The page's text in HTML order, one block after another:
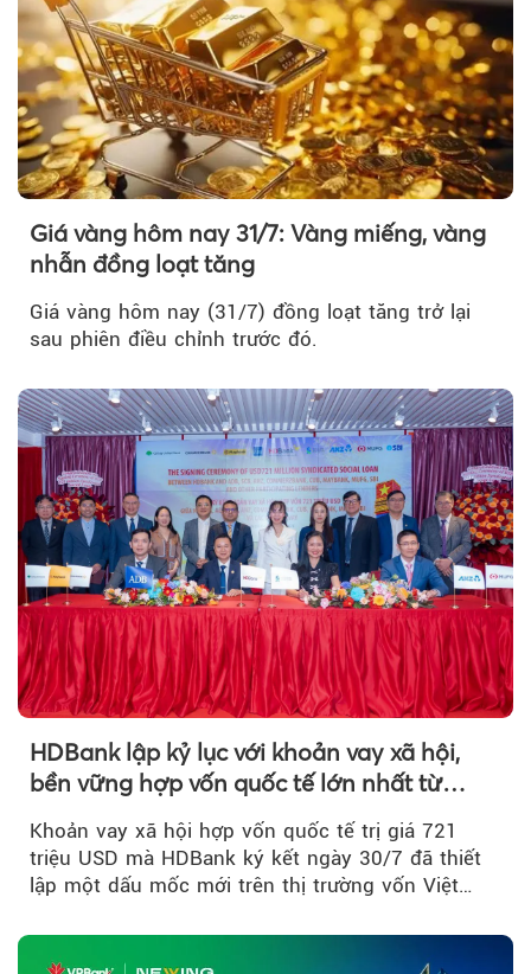
Giá vàng hôm nay 31/7: Vàng miếng, vàng
nhẫn đồng loạt tăng
Giá vàng hôm nay (31/7) đồng loạt tăng trở lại
sau phiên điều chỉnh trước đó.
HDBank lập kỷ lục với khoản vay xã hội,
bền vững hợp vốn quốc tế lớn nhất từ
trước tới nay tại Việt Nam
Khoản vay xã hội hợp vốn quốc tế trị giá 721
triệu USD mà HDBank ký kết ngày 30/7 đã thiết
lập một dấu mốc mới trên thị trường vốn Việt